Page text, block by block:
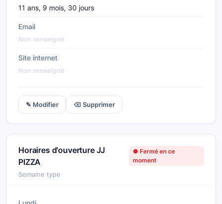
11 ans, 9 mois, 30 jours
Email
Non renseigné
Site internet
Non renseigné
✎ Modifier ⌫ Supprimer
Horaires d'ouverture JJ
PIZZA
● Fermé en ce
moment
Semaine type